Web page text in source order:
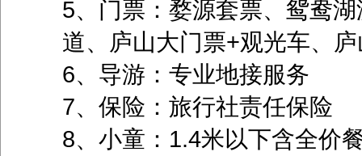
5、门票：婺源套票、鸳鸯
道、庐山大门票+观光车、
6、导游：专业地接服务
7、保险：旅行社责任保险
8、小童：1.4米以下含全价